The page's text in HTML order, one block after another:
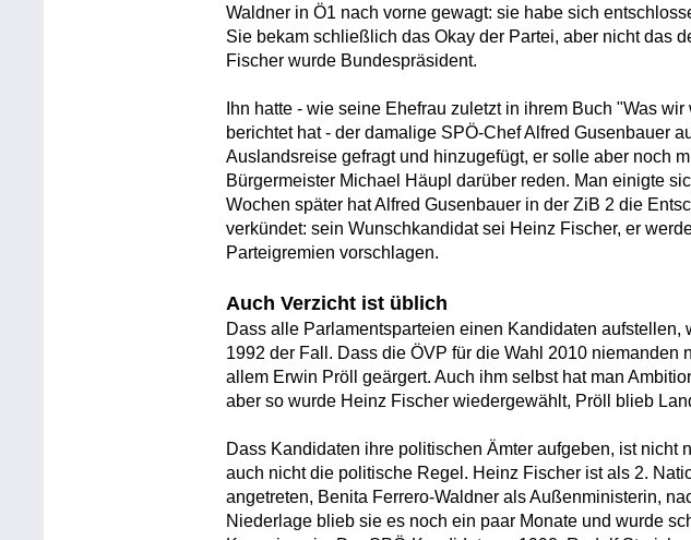
Waldner in Ö1 nach vorne gewagt: sie habe sich
Sie bekam schließlich das Okay der Partei, aber nicht das
Fischer wurde Bundespräsident.
Ihn hatte - wie seine Ehefrau zuletzt in ihrem Buch "Was
berichtet hat - der damalige SPÖ-Chef Alfred Gusenbauer
Auslandsreise gefragt und hinzugefügt, er solle aber noch
Bürgermeister Michael Häupl darüber reden. Man einigte
Wochen später hat Alfred Gusenbauer in der ZiB 2 die
verkündet: sein Wunschkandidat sei Heinz Fischer, er
Parteigremien vorschlagen.
Auch Verzicht ist üblich
Dass alle Parlamentsparteien einen Kandidaten aufstellen,
1992 der Fall. Dass die ÖVP für die Wahl 2010 niemanden
allem Erwin Pröll geärgert. Auch ihm selbst hat man
aber so wurde Heinz Fischer wiedergewählt, Pröll blieb
Dass Kandidaten ihre politischen Ämter aufgeben, ist nicht
auch nicht die politische Regel. Heinz Fischer ist als 2.
angetreten, Benita Ferrero-Waldner als Außenministerin,
Niederlage blieb sie es noch ein paar Monate und wurde